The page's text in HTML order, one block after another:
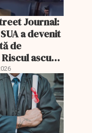
Journal:
a devenit
de
ascuns
și consum